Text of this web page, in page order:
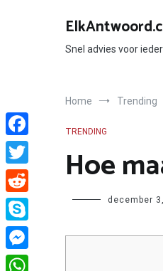
Snel advies voor
Home Trending
TRENDING
Hoe
Author december
Facebook
Twitter
Reddit
Skype
Messenger